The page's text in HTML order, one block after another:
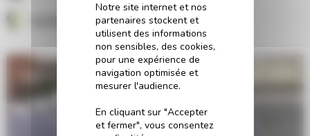
53700 Villaines-la-Juhel
Notre site internet et nos
partenaires stockent et
utilisent des informations
non sensibles, des cookies,
pour une expérience de
navigation optimisée et
mesurer l'audience.
En cliquant sur "Accepter
et fermer", vous consentez